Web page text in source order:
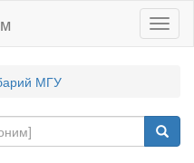
МГУ